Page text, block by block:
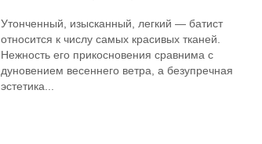
Утонченный, изысканный, легкий — батист
относится к числу самых красивых тканей.
Нежность его прикосновения сравнима с
дуновением весеннего ветра, а безупречная
эстетика...